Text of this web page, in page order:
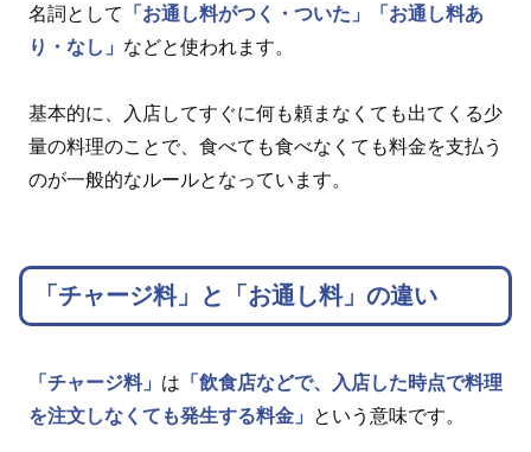
名詞として 「お通し料がつく・ついた」
「お通し料あ
り・なし」 などと使われます。
基本的に、入店してすぐに何も頼まなくても出てくる少
量の料理のことで、食べても食べなくても料金を支払う
のが一般的なルールとなっています。
「チャージ料」と「お通し料」の違い
「チャージ料」 は 「飲食店などで、入店した時点で料理
を注文しなくても発生する料金」
という意味です。